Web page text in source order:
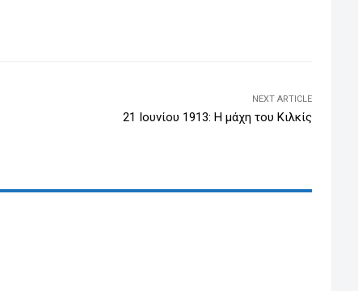
NEXT ARTICLE
21 Ιουνίου 1913: Η μάχη του Κιλκίς